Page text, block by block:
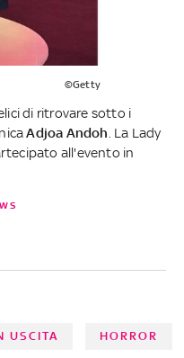
©Getty
di ritrovare sotto i
Adjoa Andoh. La Lady
all'evento in
USCITA HORROR